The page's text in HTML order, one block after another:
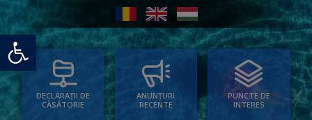
Deschide bara de unelte
DECLARAȚII DE
CĂSĂTORIE
ANUNȚURI
RECENTE
PUNCTE DE
INTERES